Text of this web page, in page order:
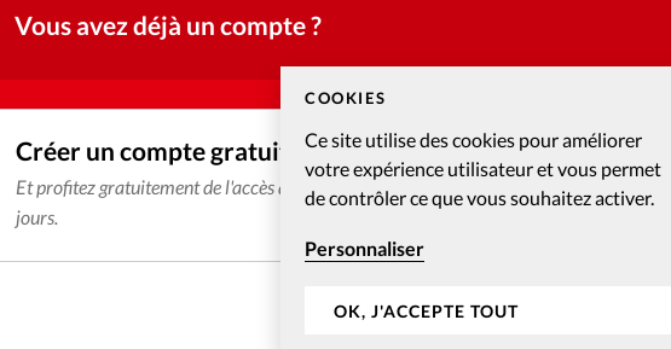
COOKIES
Ce site utilise des cookies pour améliorer
votre expérience utilisateur et vous permet
de contrôler ce que vous souhaitez activer.
Personnaliser
OK, J'ACCEPTE TOUT
Vous avez déjà un compte ?
Créer un compte gratuitement
Et profitez gratuitement de l'accès aux articles web réservés aux abonnés pendant 14
jours.